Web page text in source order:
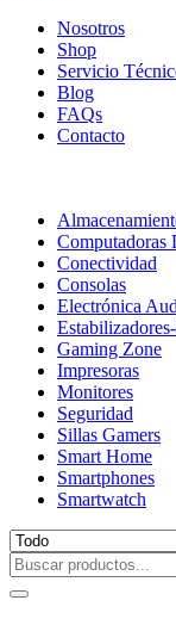
Nosotros
Shop
Servicio
Blog
FAQs
Contacto
Computadoras
Conectividad
Consolas
Electrónica
Gaming Zone
Impresoras
Monitores
Seguridad
Sillas Gamers
Smart Home
Smartphones
Smartwatch